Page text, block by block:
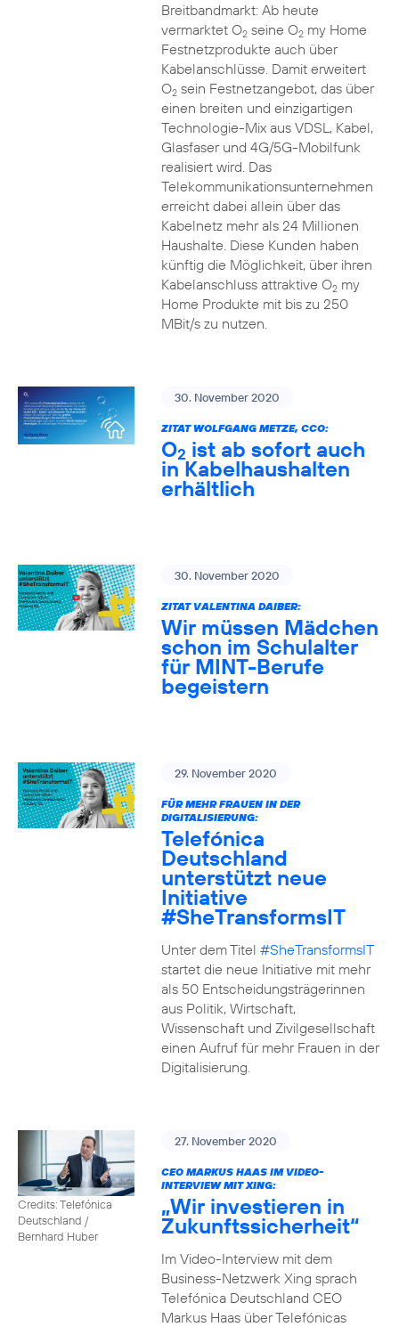
Breitbandmarkt: Ab heute
vermarktet O2seine O2my Home
Festnetzprodukte auch über
Kabelanschlüsse. Damit erweitert
O2sein Festnetzangebot, das über
einen breiten und einzigartigen
Technologie-Mix aus VDSL, Kabel,
Glasfaser und 4G/5G-Mobilfunk
realisiert wird. Das
Telekommunikationsunternehmen
erreicht dabei allein über das
Kabelnetz mehr als 24 Millionen
Haushalte. Diese Kunden haben
künftig die Möglichkeit, über ihren
Kabelanschluss attraktive O2my
Home Produkte mit bis zu 250
MBit/s zu nutzen.
30. November 2020
ZITAT WOLFGANG METZE, CCO:
O2 ist ab sofort auch
in Kabelhaushalten
erhältlich
30. November 2020
ZITAT VALENTINA DAIBER:
Wir müssen Mädchen
schon im Schulalter
für MINT-Berufe
begeistern
29. November 2020
FÜR MEHR FRAUEN IN DER
DIGITALISIERUNG:
Telefónica
Deutschland
unterstützt neue
Initiative
#SheTransformsIT
Unter dem Titel #SheTransformsIT
startet die neue Initiative mit mehr
als 50 Entscheidungsträgerinnen
aus Politik, Wirtschaft,
Wissenschaft und Zivilgesellschaft
einen Aufruf für mehr Frauen in der
Digitalisierung.
Credits: Telefónica
Deutschland /
Bernhard Huber
27. November 2020
CEO MARKUS HAAS IM VIDEO-
INTERVIEW MIT XING:
„Wir investieren in
Zukunftssicherheit“
Im Video-Interview mit dem
Business-Netzwerk Xing sprach
Telefónica Deutschland CEO
Markus Haas über Telefónicas